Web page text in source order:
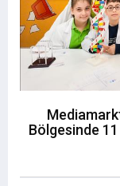
Bölgesinde